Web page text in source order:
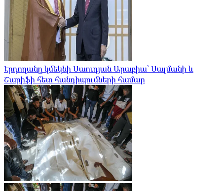
Էրդողանը կմեկնի Սաուդյան Արաբիա՝ Սալմանի և
Շարիֆի հետ հանդիպումների համար